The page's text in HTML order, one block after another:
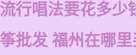
行唱法要花多少
批发 福州在哪